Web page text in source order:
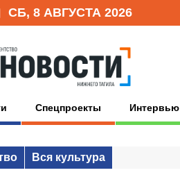
СБ, 8 АВГУСТА 2026
Спецпроекты Интервью
Вся культура